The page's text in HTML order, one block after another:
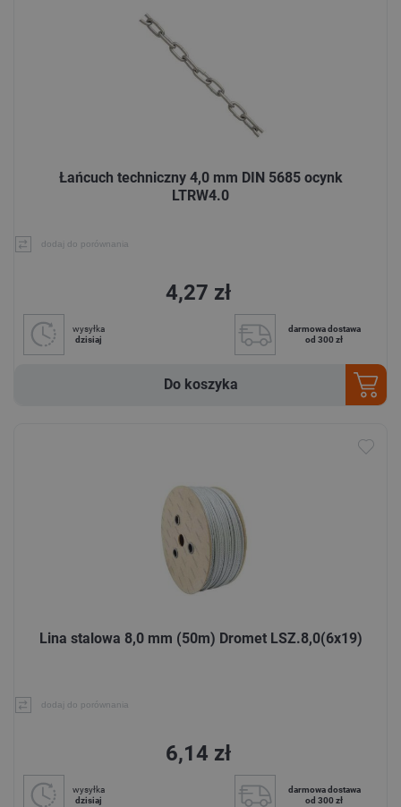
Łańcuch techniczny 4,0 mm DIN 5685 ocynk
LTRW4.0
dodaj do porównania
4,27 zł
wysyłka
dzisiaj
darmowa dostawa
od 300 zł
Do koszyka
Lina stalowa 8,0 mm (50m) Dromet LSZ.8,0(6x19)
dodaj do porównania
6,14 zł
wysyłka
dzisiaj
darmowa dostawa
od 300 zł